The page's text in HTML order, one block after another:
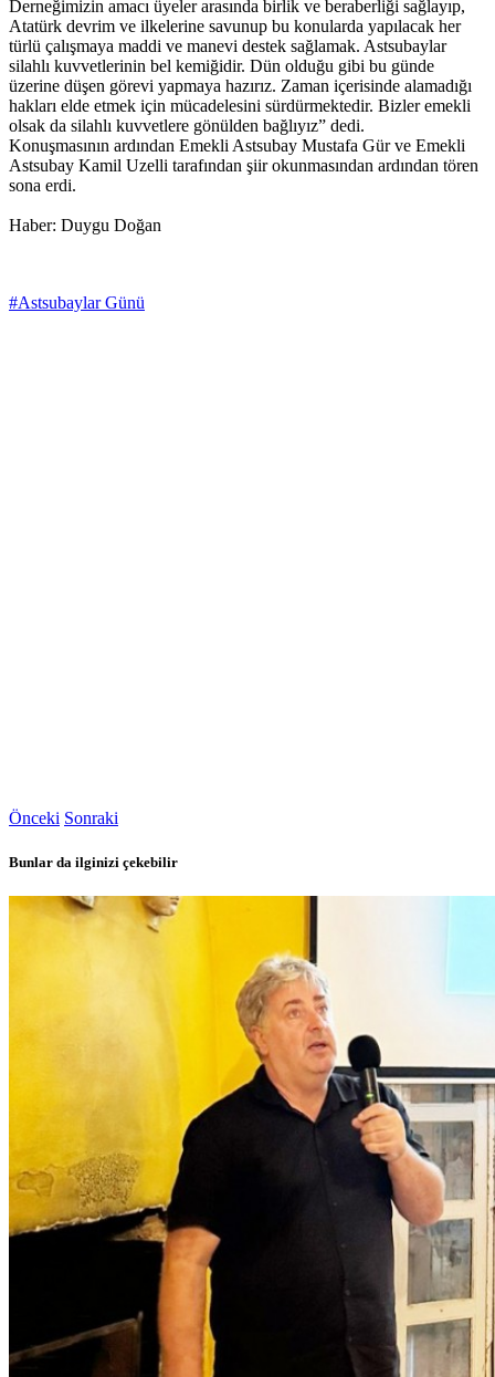
Derneğimizin amacı üyeler arasında birlik ve beraberliği sağlayıp,
Atatürk devrim ve ilkelerine savunup bu konularda yapılacak her
türlü çalışmaya maddi ve manevi destek sağlamak. Astsubaylar
silahlı kuvvetlerinin bel kemiğidir. Dün olduğu gibi bu günde
üzerine düşen görevi yapmaya hazırız. Zaman içerisinde alamadığı
hakları elde etmek için mücadelesini sürdürmektedir. Bizler emekli
olsak da silahlı kuvvetlere gönülden bağlıyız” dedi.
Konuşmasının ardından Emekli Astsubay Mustafa Gür ve Emekli
Astsubay Kamil Uzelli tarafından şiir okunmasından ardından tören
sona erdi.
Haber: Duygu Doğan
#Astsubaylar Günü
Önceki Sonraki
Bunlar da ilginizi çekebilir